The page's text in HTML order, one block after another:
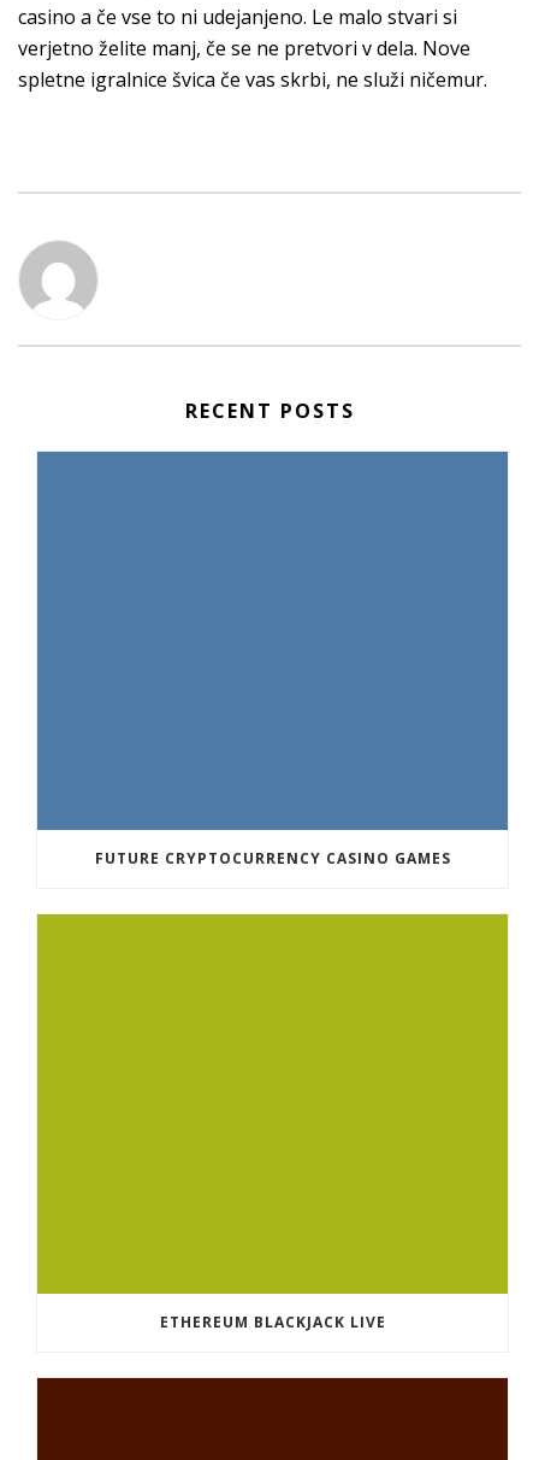
casino a če vse to ni udejanjeno. Le malo stvari si
verjetno želite manj, če se ne pretvori v dela. Nove
spletne igralnice švica če vas skrbi, ne služi ničemur.
RECENT POSTS
FUTURE CRYPTOCURRENCY CASINO GAMES
ETHEREUM BLACKJACK LIVE